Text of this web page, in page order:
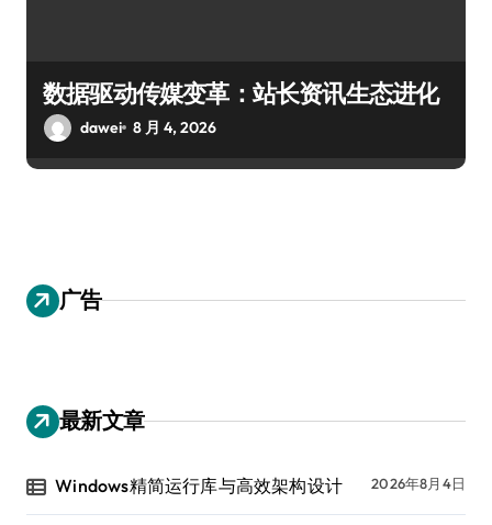
数据驱动传媒变革：站长资讯生态进化
dawei 8 月 4, 2026
广告
最新文章
Windows精简运行库与高效架构设计 2026年8月4日